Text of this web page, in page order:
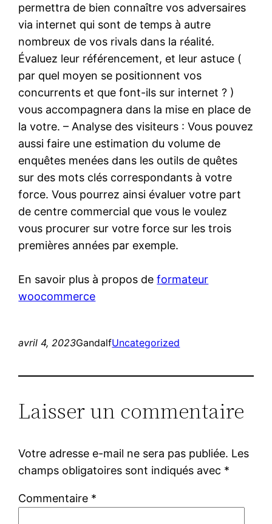
permettra de bien connaître vos adversaires
via internet qui sont de temps à autre
nombreux de vos rivals dans la réalité.
Évaluez leur référencement, et leur astuce (
par quel moyen se positionnent vos
concurrents et que font-ils sur internet ? )
vous accompagnera dans la mise en place de
la votre. – Analyse des visiteurs : Vous pouvez
aussi faire une estimation du volume de
enquêtes menées dans les outils de quêtes
sur des mots clés correspondants à votre
force. Vous pourrez ainsi évaluer votre part
de centre commercial que vous le voulez
vous procurer sur votre force sur les trois
premières années par exemple.
En savoir plus à propos deformateur
woocommerce
avril 4, 2023GandalfUncategorized
Laisser un commentaire
Votre adresse e-mail ne sera pas publiée. Les
champs obligatoires sont indiqués avec *
Commentaire *